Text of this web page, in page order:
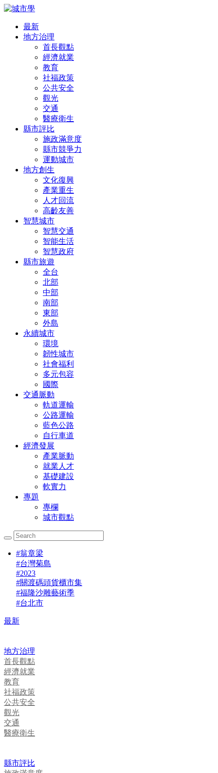
最新
地方治理
首長觀點
經濟就業
教育
社福政策
公共安全
觀光
交通
醫療衛生
縣市評比
施政滿意度
縣市競爭力
運動城市
地方創生
文化復興
產業重生
人才回流
高齡友善
智慧城市
智慧交通
智能生活
智慧政府
縣市旅遊
全台
北部
中部
南部
東部
外島
永續城市
環境
韌性城市
社會福利
多元包容
國際
交通脈動
軌道運輸
公路運輸
藍色公路
自行車道
經濟發展
產業脈動
就業人才
基礎建設
軟實力
專題
專欄
城市觀點
#翁章梁
#台灣菊島
#2023
#關渡碼頭貨櫃市集
#福隆沙雕藝術季
#台北市
最新
地方治理
首長觀點
經濟就業
教育
社福政策
公共安全
觀光
交通
醫療衛生
縣市評比